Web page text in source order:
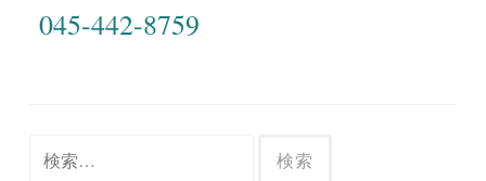
045-442-8759